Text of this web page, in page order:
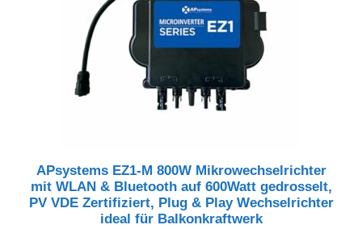
APsystems EZ1-M 800W Mikrowechselrichter
mit WLAN & Bluetooth auf 600Watt gedrosselt,
PV VDE Zertifiziert, Plug & Play Wechselrichter
ideal für Balkonkraftwerk